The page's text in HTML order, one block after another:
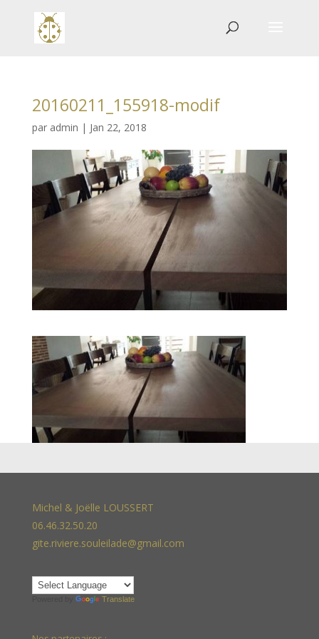
20160211_155918-modif
par admin | Jan 22, 2018
Michel & Joëlle LOUSSERT
06.46.32.50.20
gite.riviere.souleilade@gmail.com
Translate